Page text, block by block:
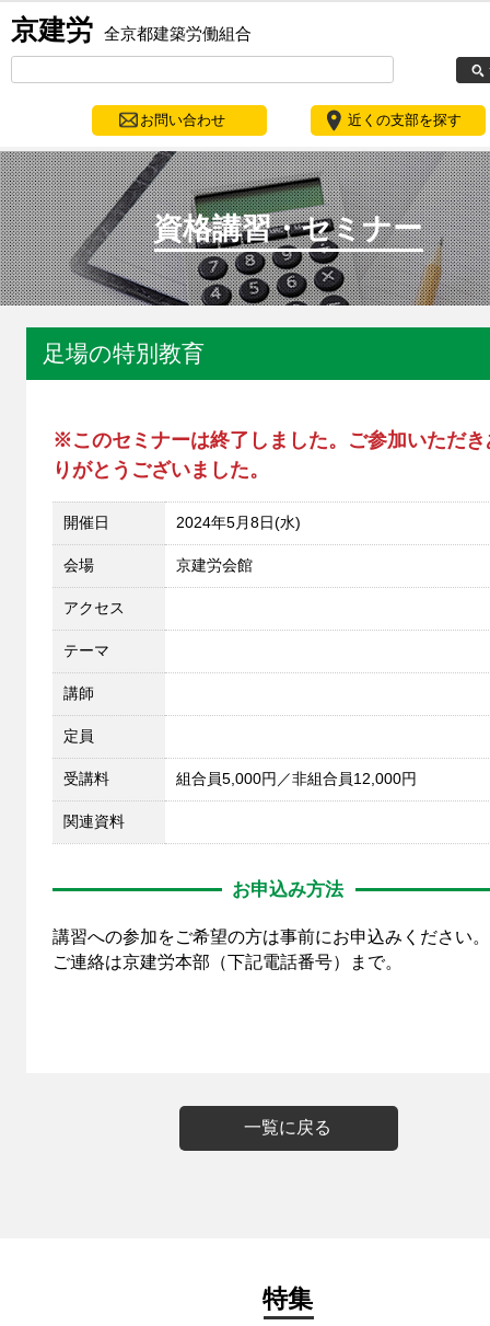
京建労 全京都建築労働組合
お問い合わせ 近くの支部を探す
資格講習・セミナー
足場の特別教育
※このセミナーは終了しました。ご参加いただき
りがとうございました。
開催日 2024年5月8日(水)
会場 京建労会館
アクセス
テーマ
講師
定員
受講料 組合員5,000円／非組合員12,000円
関連資料
お申込み方法
講習への参加をご希望の方は事前にお申込みください。
ご連絡は京建労本部（下記電話番号）まで。
一覧に戻る
特集